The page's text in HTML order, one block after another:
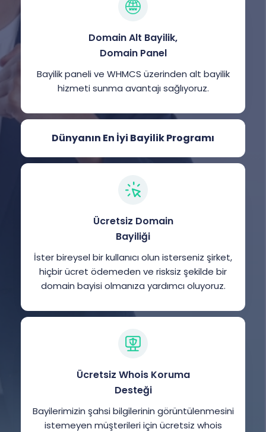
Domain Alt Bayilik,
Domain Panel
Bayilik paneli ve WHMCS üzerinden alt bayilik
hizmeti sunma avantajı sağlıyoruz.
Dünyanın En İyi Bayilik Programı
Ücretsiz Domain
Bayiliği
İster bireysel bir kullanıcı olun isterseniz şirket,
hiçbir ücret ödemeden ve risksiz şekilde bir
domain bayisi olmanıza yardımcı oluyoruz.
Ücretsiz Whois Koruma
Desteği
Bayilerimizin şahsi bilgilerinin görüntülenmesini
istemeyen müşterileri için ücretsiz whois